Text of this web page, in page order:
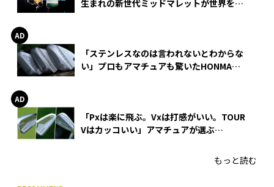
生まれの新世代ミッドマレットが世界を席
「ステンレスなのは言われないとわからな
い」プロもアマチュアも驚いたHONMA
「Pxは楽に飛ぶ。Vxは打感がいい。TOUR
Vはカッコいい」アマチュアが選ぶ
もっと読む